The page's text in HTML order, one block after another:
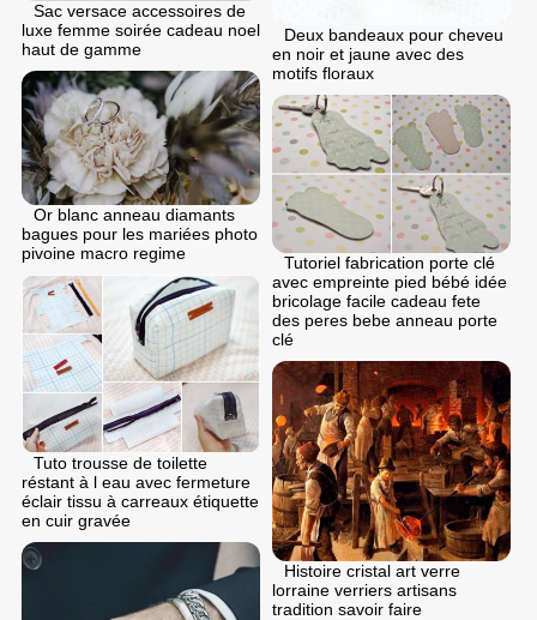
Deux bandeaux pour cheveu
en noir et jaune avec des
motifs floraux
Sac versace accessoires de
luxe femme soirée cadeau noel
haut de gamme
Or blanc anneau diamants
bagues pour les mariées photo
pivoine macro regime
Tutoriel fabrication porte clé
avec empreinte pied bébé idée
bricolage facile cadeau fete
des peres bebe anneau porte
clé
Tuto trousse de toilette
réstant à l eau avec fermeture
éclair tissu à carreaux étiquette
en cuir gravée
Histoire cristal art verre
lorraine verriers artisans
tradition savoir faire